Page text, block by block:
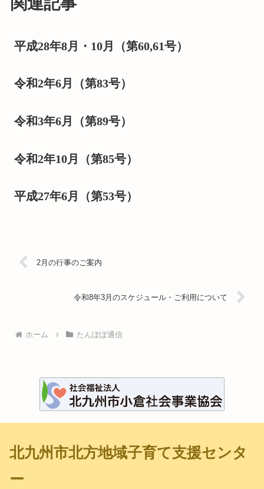
平成28年8月・10月（第60,61号）
令和2年6月（第83号）
令和3年6月（第89号）
令和2年10月（第85号）
平成27年6月（第53号）
2月の行事のご案内
令和8年3月のスケジュール・ご利用について
ホーム たんぽぽ通信
北九州市北方地域子育て支援センタ
ー